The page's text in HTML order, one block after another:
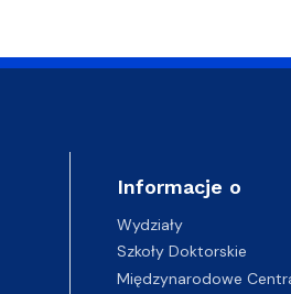
Informacje o
Wydziały
Szkoły Doktorskie
Międzynarodowe